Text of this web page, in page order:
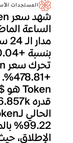
المستجدات
الإطلاق،